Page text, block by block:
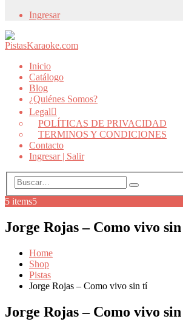
Ingresar
Inicio
Catálogo
Blog
¿Quiénes Somos?
Legal
POLÍTICAS DE PRIVACIDAD
TERMINOS Y CONDICIONES
Contacto
Ingresar | Salir
5 items5
Jorge Rojas – Como vivo
Home
Shop
Pistas
Jorge Rojas – Como vivo sin tí
Jorge Rojas – Como vivo